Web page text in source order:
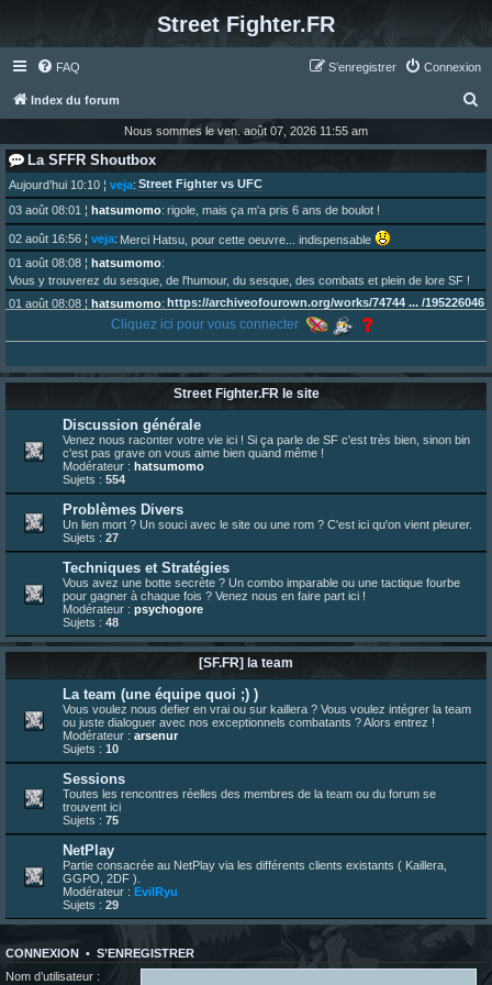
Street Fighter.FR
FAQ Connexion
S’enregistrer
Index du forum
c
e
Nous sommes le ven. août 07, 2026 11:55 am
La SFFR Shoutbox
Aujourd’hui 10:10 ¦ veja: Street Fighter vs UFC
03 août 08:01 ¦ hatsumomo: rigole, mais ça m'a pris 6 ans de boulot !
02 août 16:56 ¦ veja: Merci Hatsu, pour cette oeuvre... indispensable
01 août 08:08 ¦ hatsumomo:
Vous y trouverez du sesque, de l'humour, du sesque, des combats et plein de lore SF !
01 août 08:08 ¦ hatsumomo: https://archiveofourown.org/works/74744 ... /195226046
hatsumomo :
Aujourd'hui, c'est le yaoi day. Pour la peine je reposte ma dernière fic.
30 juil. 07:22¦hatsumomo:
Un futur indispensable :https://x.com/preterniadotcom/status/20 ... 8820352079
26 juil. 22:09¦hatsumomo:bio de Alex en ligne les gens !
13 juil. 09:53¦hatsumomo:
bonjour les amis, je viens de poster ma 1e review de figurine !
23 juin 10:36¦indy:une très chouette SFFR shoutbox !
23 juin 07:30
hatsumomo
23 juin 07:26¦hatsumomo :shoutbox réinitialisée
22 juin 12:27¦indy:Yo !
22 juin 08:49¦veja:Yo
Cliquez ici pour vous connecter
Street Fighter.FR le site
Discussion générale
Venez nous raconter votre vie ici ! Si ça parle de SF c'est très bien, sinon bin
c'est pas grave on vous aime bien quand même !
Modérateur : hatsumomo
Sujets : 554
Problèmes Divers
Un lien mort ? Un souci avec le site ou une rom ? C'est ici qu'on vient pleurer.
Sujets : 27
Techniques et Stratégies
Vous avez une botte secrète ? Un combo imparable ou une tactique fourbe
pour gagner à chaque fois ? Venez nous en faire part ici !
Modérateur : psychogore
Sujets : 48
[SF.FR] la team
La team (une équipe quoi ;) )
Vous voulez nous defier en vrai ou sur kaillera ? Vous voulez intégrer la team
ou juste dialoguer avec nos exceptionnels combatants ? Alors entrez !
Modérateur : arsenur
Sujets : 10
Sessions
Toutes les rencontres réelles des membres de la team ou du forum se
trouvent ici
Sujets : 75
NetPlay
Partie consacrée au NetPlay via les différents clients existants ( Kaillera,
GGPO, 2DF ).
Modérateur : EvilRyu
Sujets : 29
CONNEXION • S’ENREGISTRER
Nom d’utilisateur :